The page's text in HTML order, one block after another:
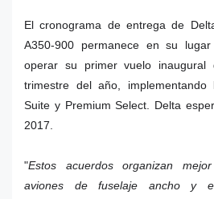
El cronograma de entrega de
A350-900 permanece en su
operar su primer vuelo
trimestre del año,
Suite y Premium Select. Delta
2017.
"Estos acuerdos organizan
aviones de fuselaje ancho y